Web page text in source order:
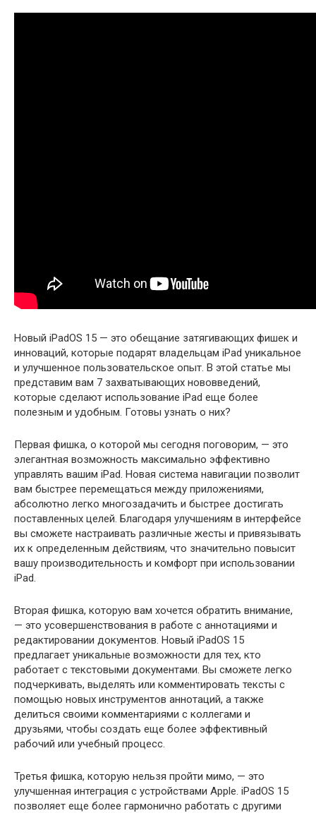
Новый iPadOS 15 — это обещание затягивающих фишек и
инноваций, которые подарят владельцам iPad уникальное
и улучшенное пользовательское опыт. В этой статье мы
представим вам 7 захватывающих нововведений,
которые сделают использование iPad еще более
полезным и удобным. Готовы узнать о них?
Первая фишка, о которой мы сегодня поговорим, — это
элегантная возможность максимально эффективно
управлять вашим iPad. Новая система навигации позволит
вам быстрее перемещаться между приложениями,
абсолютно легко многозадачить и быстрее достигать
поставленных целей. Благодаря улучшениям в интерфейсе
вы сможете настраивать различные жесты и привязывать
их к определенным действиям, что значительно повысит
вашу производительность и комфорт при использовании
iPad.
Вторая фишка, которую вам хочется обратить внимание,
— это усовершенствования в работе с аннотациями и
редактировании документов. Новый iPadOS 15
предлагает уникальные возможности для тех, кто
работает с текстовыми документами. Вы сможете легко
подчеркивать, выделять или комментировать тексты с
помощью новых инструментов аннотаций, а также
делиться своими комментариями с коллегами и
друзьями, чтобы создать еще более эффективный
рабочий или учебный процесс.
Третья фишка, которую нельзя пройти мимо, — это
улучшенная интеграция с устройствами Apple. iPadOS 15
позволяет еще более гармонично работать с другими